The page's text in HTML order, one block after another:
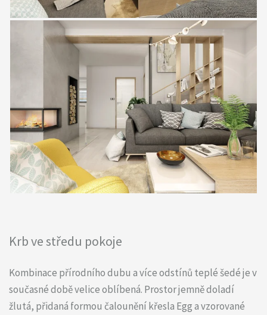
Krb ve středu pokoje
Kombinace přírodního dubu a více odstínů teplé šedé je v
současné době velice oblíbená. Prostor jemně doladí
žlutá, přidaná formou čalounění křesla Egg a vzorované